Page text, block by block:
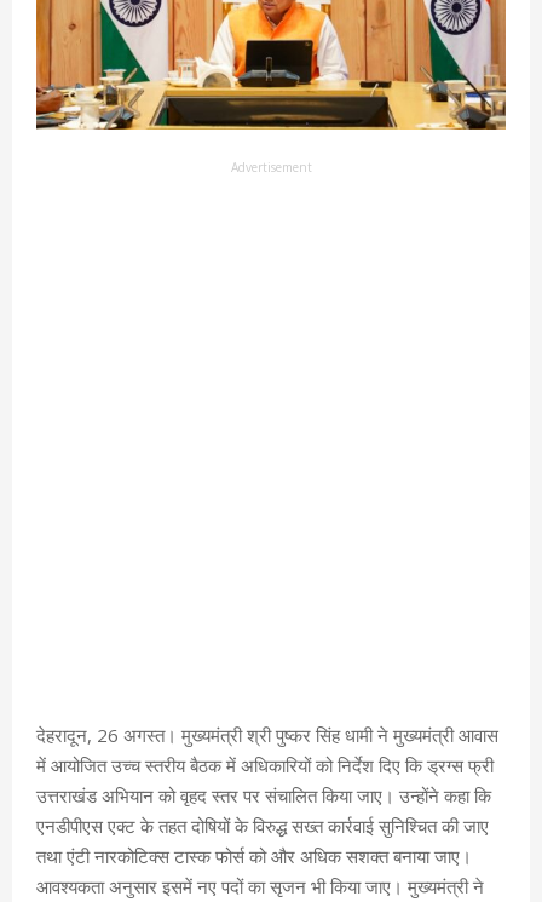
Advertisement
देहरादून, 26 अगस्त। मुख्यमंत्री श्री पुष्कर सिंह धामी ने मुख्यमंत्री आवास
में आयोजित उच्च स्तरीय बैठक में अधिकारियों को निर्देश दिए कि ड्रग्स फ्री
उत्तराखंड अभियान को वृहद स्तर पर संचालित किया जाए। उन्होंने कहा कि
एनडीपीएस एक्ट के तहत दोषियों के विरुद्ध सख्त कार्रवाई सुनिश्चित की जाए
तथा एंटी नारकोटिक्स टास्क फोर्स को और अधिक सशक्त बनाया जाए।
आवश्यकता अनुसार इसमें नए पदों का सृजन भी किया जाए। मुख्यमंत्री ने